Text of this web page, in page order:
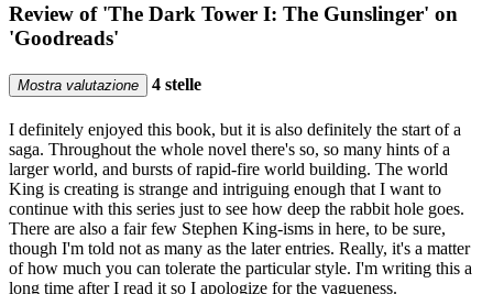
Review of 'The Dark Tower I: The Gunslinger' on
'Goodreads'
Mostra valutazione 4 stelle
I definitely enjoyed this book, but it is also definitely the start of a
saga. Throughout the whole novel there's so, so many hints of a
larger world, and bursts of rapid-fire world building. The world
King is creating is strange and intriguing enough that I want to
continue with this series just to see how deep the rabbit hole goes.
There are also a fair few Stephen King-isms in here, to be sure,
though I'm told not as many as the later entries. Really, it's a matter
of how much you can tolerate the particular style. I'm writing this a
long time after I read it so I apologize for the vagueness.